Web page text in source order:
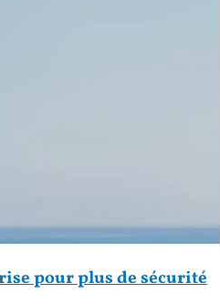
pour plus de sécurité